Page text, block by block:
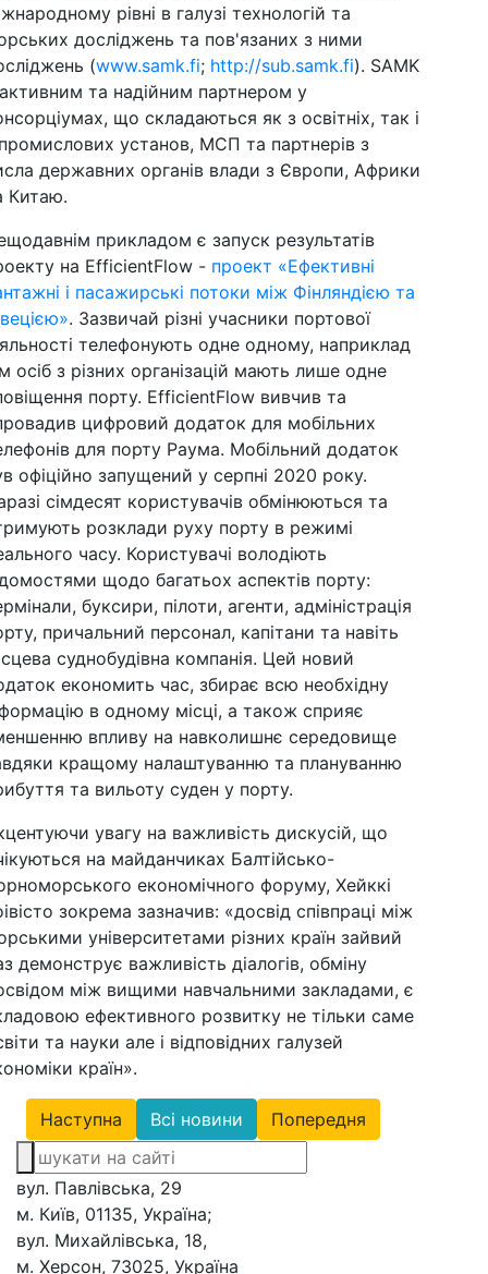
рівні в галузі технологій та
досліджень та пов'язаних з ними
(www.samk.fi; http://sub.samk.fi). SAMK
та надійним партнером у
що складаються як з освітніх, так і
установ, МСП та партнерів з
державних органів влади з Європи, Африки
Китаю.
прикладом є запуск результатів
на EfficientFlow - проект «Ефективні
і пасажирські потоки між Фінляндією та
. Зазвичай різні учасники портової
телефонують одне одному, наприклад
осіб з різних організацій мають лише одне
порту. EfficientFlow вивчив та
цифровий додаток для мобільних
для порту Раума. Мобільний додаток
офіційно запущений у серпні 2020 року.
сімдесят користувачів обмінюються та
розклади руху порту в режимі
часу. Користувачі володіють
щодо багатьох аспектів порту:
буксири, пілоти, агенти, адміністрація
причальний персонал, капітани та навіть
суднобудівна компанія. Цей новий
економить час, збирає всю необхідну
в одному місці, а також сприяє
впливу на навколишнє середовище
кращому налаштуванню та плануванню
та вильоту суден у порту.
увагу на важливість дискусій, що
на майданчиках Балтійсько-
економічного форуму, Хейккі
зокрема зазначив: «досвід співпраці між
університетами різних країн зайвий
демонструє важливість діалогів, обміну
між вищими навчальними закладами, є
ефективного розвитку не тільки саме
та науки але і відповідних галузей
країн».
Наступна Всі новини Попередня
вул. Павлівська, 29
м. Київ, 01135, Україна;
вул. Михайлівська, 18,
м. Херсон, 73025, Україна